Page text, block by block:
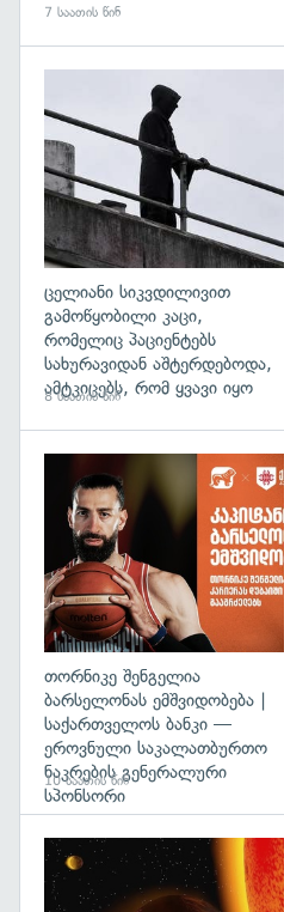
7 საათის წინ
ცელიანი სიკვდილივით
გამოწყობილი კაცი,
რომელიც პაციენტებს
სახურავიდან აშტერდებოდა,
ამტკიცებს, რომ ყვავი იყო
8 საათის წინ
თორნიკე შენგელია
ბარსელონას ემშვიდობება |
საქართველოს ბანკი —
ეროვნული საკალათბურთო
ნაკრების გენერალური
სპონსორი
10 საათის წინ